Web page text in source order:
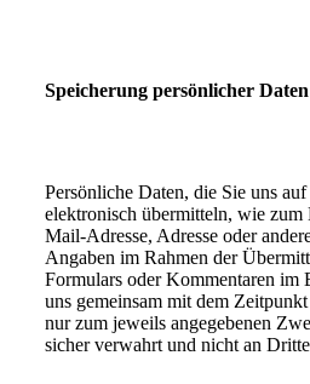
Speicherung persönlicher Daten
Persönliche Daten, die Sie uns
elektronisch übermitteln, wie zum
Mail-Adresse, Adresse oder
Angaben im Rahmen der
Formulars oder Kommentaren im
uns gemeinsam mit dem
nur zum jeweils angegebenen
sicher verwahrt und nicht an